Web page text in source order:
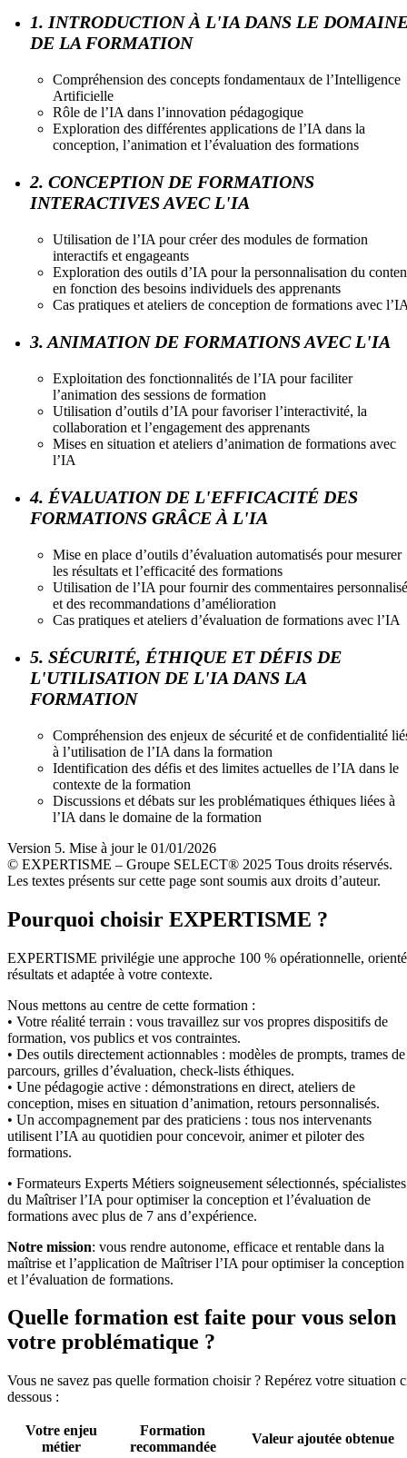
1. INTRODUCTION À L'IA DANS LE
DE LA FORMATION
Compréhension des concepts fondamentaux de l’Intelligence
Artificielle
Rôle de l’IA dans l’innovation pédagogique
Exploration des différentes applications de l’IA dans la
conception, l’animation et l’évaluation des formations
2. CONCEPTION DE FORMATIONS
INTERACTIVES AVEC L'IA
Utilisation de l’IA pour créer des modules de formation
interactifs et engageants
Exploration des outils d’IA pour la personnalisation du
en fonction des besoins individuels des apprenants
Cas pratiques et ateliers de conception de formations avec
3. ANIMATION DE FORMATIONS AVEC L'IA
Exploitation des fonctionnalités de l’IA pour faciliter
l’animation des sessions de formation
Utilisation d’outils d’IA pour favoriser l’interactivité, la
collaboration et l’engagement des apprenants
Mises en situation et ateliers d’animation de formations avec
l’IA
4. ÉVALUATION DE L'EFFICACITÉ DES
FORMATIONS GRÂCE À L'IA
Mise en place d’outils d’évaluation automatisés pour mesurer
les résultats et l’efficacité des formations
Utilisation de l’IA pour fournir des commentaires
et des recommandations d’amélioration
Cas pratiques et ateliers d’évaluation de formations avec l’IA
5. SÉCURITÉ, ÉTHIQUE ET DÉFIS DE
L'UTILISATION DE L'IA DANS LA
FORMATION
Compréhension des enjeux de sécurité et de confidentialité
à l’utilisation de l’IA dans la formation
Identification des défis et des limites actuelles de l’IA dans le
contexte de la formation
Discussions et débats sur les problématiques éthiques liées à
l’IA dans le domaine de la formation
Version 5. Mise à jour le 01/01/2026
© EXPERTISME – Groupe SELECT® 2025 Tous droits réservés.
Les textes présents sur cette page sont soumis aux droits d’auteur.
Pourquoi choisir EXPERTISME ?
EXPERTISME privilégie une approche 100 % opérationnelle,
résultats et adaptée à votre contexte.
Nous mettons au centre de cette formation :
• Votre réalité terrain : vous travaillez sur vos propres dispositifs de
formation, vos publics et vos contraintes.
• Des outils directement actionnables : modèles de prompts, trames de
parcours, grilles d’évaluation, check-lists éthiques.
• Une pédagogie active : démonstrations en direct, ateliers de
conception, mises en situation d’animation, retours personnalisés.
• Un accompagnement par des praticiens : tous nos intervenants
utilisent l’IA au quotidien pour concevoir, animer et piloter des
formations.
• Formateurs Experts Métiers soigneusement sélectionnés, spécialistes
du Maîtriser l’IA pour optimiser la conception et l’évaluation de
formations avec plus de 7 ans d’expérience.
Notre mission: vous rendre autonome, efficace et rentable dans la
maîtrise et l’application de Maîtriser l’IA pour optimiser la conception
et l’évaluation de formations.
Quelle formation est faite pour vous selon
votre problématique ?
Vous ne savez pas quelle formation choisir ? Repérez votre situation
dessous :
Votre enjeu
métier
Formation
recommandée
Valeur ajoutée obtenue